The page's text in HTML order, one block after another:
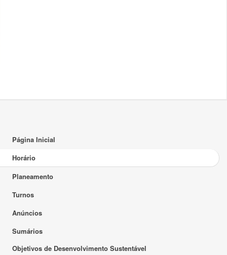
Página Inicial
Horário
Planeamento
Turnos
Anúncios
Sumários
Objetivos de Desenvolvimento Sustentável